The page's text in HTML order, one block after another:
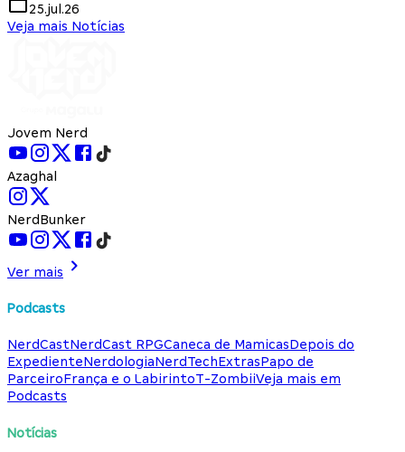
25.jul.26
Veja mais Notícias
Jovem Nerd
Azaghal
NerdBunker
Ver mais
Podcasts
NerdCastNerdCast RPGCaneca de MamicasDepois do
ExpedienteNerdologiaNerdTechExtrasPapo de
ParceiroFrança e o LabirintoT-ZombiiVeja mais em
Podcasts
Notícias